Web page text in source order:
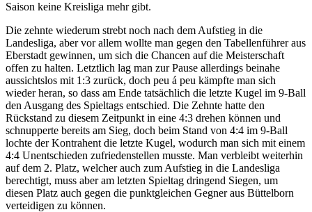
Saison keine Kreisliga mehr gibt.
Die zehnte wiederum strebt noch nach dem Aufstieg in die
Landesliga, aber vor allem wollte man gegen den Tabellenführer aus
Eberstadt gewinnen, um sich die Chancen auf die Meisterschaft
offen zu halten. Letztlich lag man zur Pause allerdings beinahe
aussichtslos mit 1:3 zurück, doch peu á peu kämpfte man sich
wieder heran, so dass am Ende tatsächlich die letzte Kugel im 9-Ball
den Ausgang des Spieltags entschied. Die Zehnte hatte den
Rückstand zu diesem Zeitpunkt in eine 4:3 drehen können und
schnupperte bereits am Sieg, doch beim Stand von 4:4 im 9-Ball
lochte der Kontrahent die letzte Kugel, wodurch man sich mit einem
4:4 Unentschieden zufriedenstellen musste. Man verbleibt weiterhin
auf dem 2. Platz, welcher auch zum Aufstieg in die Landesliga
berechtigt, muss aber am letzten Spieltag dringend Siegen, um
diesen Platz auch gegen die punktgleichen Gegner aus Büttelborn
verteidigen zu können.